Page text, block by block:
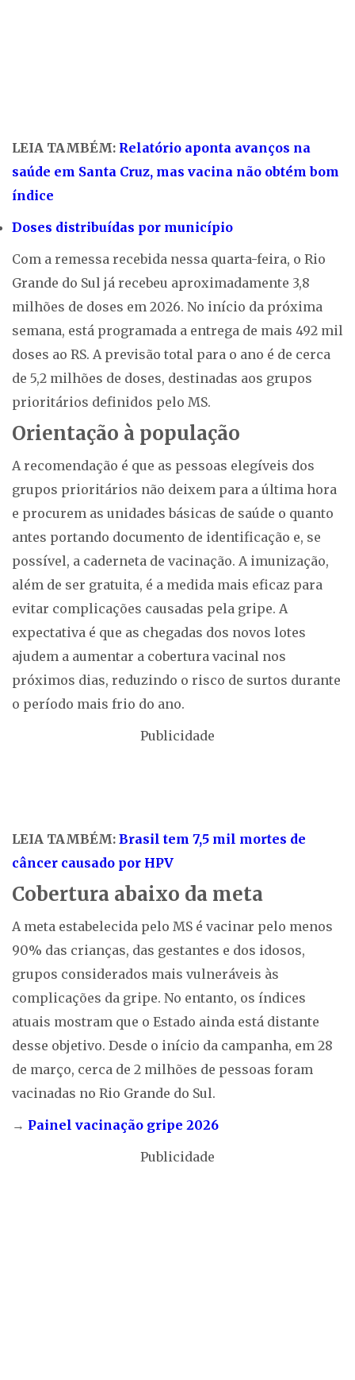
LEIA TAMBÉM: Relatório aponta avanços na
saúde em Santa Cruz, mas vacina não obtém bom
índice
Doses distribuídas por município
Com a remessa recebida nessa quarta-feira, o Rio
Grande do Sul já recebeu aproximadamente 3,8
milhões de doses em 2026. No início da próxima
semana, está programada a entrega de mais 492 mil
doses ao RS. A previsão total para o ano é de cerca
de 5,2 milhões de doses, destinadas aos grupos
prioritários definidos pelo MS.
Orientação à população
A recomendação é que as pessoas elegíveis dos
grupos prioritários não deixem para a última hora
e procurem as unidades básicas de saúde o quanto
antes portando documento de identificação e, se
possível, a caderneta de vacinação. A imunização,
além de ser gratuita, é a medida mais eficaz para
evitar complicações causadas pela gripe. A
expectativa é que as chegadas dos novos lotes
ajudem a aumentar a cobertura vacinal nos
próximos dias, reduzindo o risco de surtos durante
o período mais frio do ano.
Publicidade
LEIA TAMBÉM: Brasil tem 7,5 mil mortes de
câncer causado por HPV
Cobertura abaixo da meta
A meta estabelecida pelo MS é vacinar pelo menos
90% das crianças, das gestantes e dos idosos,
grupos considerados mais vulneráveis às
complicações da gripe. No entanto, os índices
atuais mostram que o Estado ainda está distante
desse objetivo. Desde o início da campanha, em 28
de março, cerca de 2 milhões de pessoas foram
vacinadas no Rio Grande do Sul.
→ Painel vacinação gripe 2026
Publicidade